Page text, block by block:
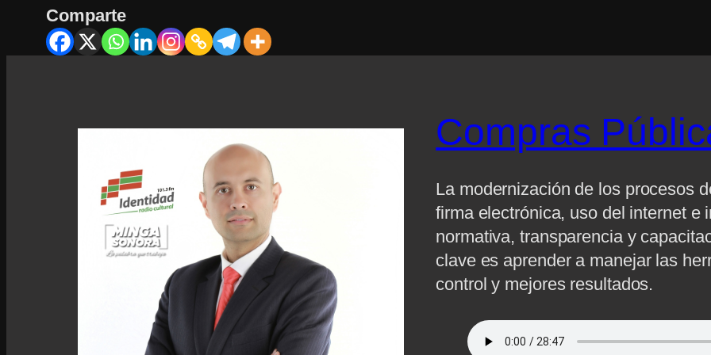
Comparte
Compras
La modernización de los procesos
firma electrónica, uso del internet e
normativa, transparencia y
clave es aprender a manejar las
control y mejores resultados.